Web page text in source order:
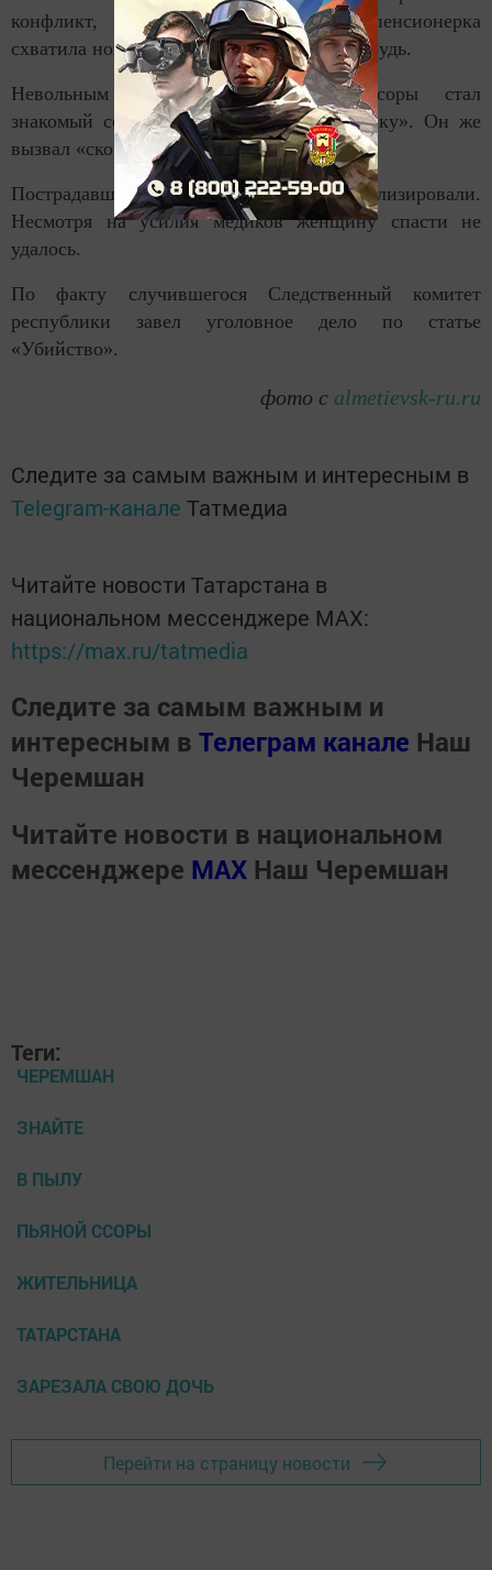
конфликт, в результате которого пенсионерка
схватила нож и дважды ударила дочку в грудь.
Невольным свидетелем семейной ссоры стал
знакомый семьи, который принес «добавку». Он же
вызвал «скорую» и полицию.
Пострадавшую экстренно госпитализировали.
Несмотря на усилия медиков женщину спасти не
удалось.
По факту случившегося Следственный комитет
республики завел уголовное дело по статье
«Убийство».
фото с almetievsk-ru.ru
Следите за самым важным и интересным в
Telegram-канале Татмедиа
Читайте новости Татарстана в
национальном мессенджере MАХ:
https://max.ru/tatmedia
Следите за самым важным и
интересным в Телеграм канале Наш
Черемшан
Читайте новости в национальном
мессенджере MАХ Наш Черемшан
Теги:
ЧЕРЕМШАН
ЗНАЙТЕ
В ПЫЛУ
ПЬЯНОЙ ССОРЫ
ЖИТЕЛЬНИЦА
ТАТАРСТАНА
ЗАРЕЗАЛА СВОЮ ДОЧЬ
Перейти на страницу новости